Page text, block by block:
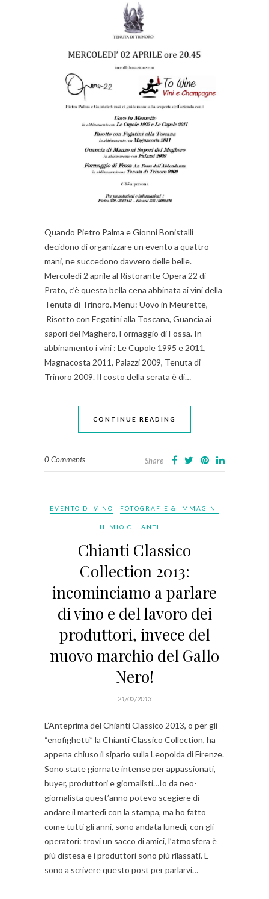
Quando Pietro Palma e Gionni Bonistalli
decidono di organizzare un evento a quattro
mani, ne succedono davvero delle belle.
Mercoledì 2 aprile al Ristorante Opera 22 di
Prato, c’è questa bella cena abbinata ai vini della
Tenuta di Trinoro. Menu: Uovo in Meurette,
Risotto con Fegatini alla Toscana, Guancia ai
sapori del Maghero, Formaggio di Fossa. In
abbinamento i vini : Le Cupole 1995 e 2011,
Magnacosta 2011, Palazzi 2009, Tenuta di
Trinoro 2009. Il costo della serata è di…
CONTINUE READING
0 Comments Share
EVENTO DI VINO FOTOGRAFIE & IMMAGINI
IL MIO CHIANTI....
Chianti Classico
Collection 2013:
incominciamo a parlare
di vino e del lavoro dei
produttori, invece del
nuovo marchio del Gallo
Nero!
21/02/2013
L’Anteprima del Chianti Classico 2013, o per gli
“enofighetti” la Chianti Classico Collection, ha
appena chiuso il sipario sulla Leopolda di Firenze.
Sono state giornate intense per appassionati,
buyer, produttori e giornalisti…Io da neo-
giornalista quest’anno potevo scegiere di
andare il martedì con la stampa, ma ho fatto
come tutti gli anni, sono andata lunedì, con gli
operatori: trovi un sacco di amici, l’atmosfera è
più distesa e i produttori sono più rilassati. E
sono a scrivere questo post per parlarvi…